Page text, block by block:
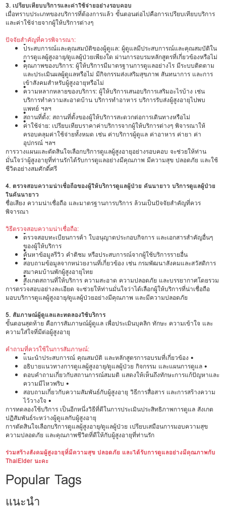
3. เปรียบเทียบบริการและค่าใช้จ่ายอย่างรอบคอบ
เมื่อทราบประเภทของบริการที่ต้องการแล้ว ขั้นตอนต่อไปคือการเปรียบเทียบบริการ
และค่าใช้จ่ายจากผู้ให้บริการต่างๆ
ปัจจัยสำคัญที่ควรพิจารณา:
•
ประสบการณ์และคุณสมบัติของผู้ดูแล: ผู้ดูแลมีประสบการณ์และคุณสมบัติใน
การดูแลผู้สูงอายุ/ดูแลผู้ป่วยเพียงใด ผ่านการอบรมหลักสูตรที่เกี่ยวข้องหรือไม่
•
คุณภาพของบริการ: ผู้ให้บริการมีมาตรฐานการดูแลอย่างไร มีระบบติดตาม
และประเมินผลผู้ดูแลหรือไม่ มีกิจกรรมส่งเสริมสุขภาพ สันทนาการ และการ
เข้าสังคมสำหรับผู้สูงอายุหรือไม่
•ความหลากหลายของบริการ: ผู้ให้บริการเสนอบริการเสริมอะไรบ้าง เช่น
บริการทำความสะอาดบ้าน บริการทำอาหาร บริการรับส่งผู้สูงอายุไปพบ
แพทย์ ฯลฯ
•
สถานที่ตั้ง: สถานที่ตั้งของผู้ให้บริการสะดวกต่อการเดินทางหรือไม่
•
ค่าใช้จ่าย: เปรียบเทียบราคาค่าบริการจากผู้ให้บริการต่างๆ พิจารณาให้
ครอบคลุมค่าใช้จ่ายทั้งหมด เช่น ค่าบริการผู้ดูแล ค่าอาหาร ค่ายา ค่า
อุปกรณ์ ฯลฯ
การวางแผนและตัดสินใจเลือกบริการดูแลผู้สูงอายุอย่างรอบคอบ จะช่วยให้ท่าน
มั่นใจว่าผู้สูงอายุที่ท่านรักได้รับการดูแลอย่างมีคุณภาพ มีความสุข ปลอดภัย และใช้
ชีวิตอย่างสมศักดิ์ศรี
4. ตรวจสอบความน่าเชื่อถือของผู้ให้บริการดูแลผู้ป่วย คันนายาว บริการดูแลผู้ป่วย
ในคันนายาว
ชื่อเสียง ความน่าเชื่อถือ และมาตรฐานการบริการ ล้วนเป็นปัจจัยสำคัญที่ควร
พิจารณา
วิธีตรวจสอบความน่าเชื่อถือ:
•
ตรวจสอบทะเบียนการค้า ใบอนุญาตประกอบกิจการ และเอกสารสำคัญอื่นๆ
ของผู้ให้บริการ
•
ค้นหาข้อมูลรีวิว คำติชม หรือประสบการณ์จากผู้ใช้บริการรายอื่น
•
สอบถามข้อมูลจากหน่วยงานที่เกี่ยวข้อง เช่น กรมพัฒนาสังคมและสวัสดิการ
สมาคมบ้านพักผู้สูงอายุไทย
•
สังเกตสถานที่ให้บริการ ความสะอาด ความปลอดภัย และบรรยากาศโดยรวม
•
การตรวจสอบอย่างละเอียด จะช่วยให้ท่านมั่นใจว่าได้เลือกผู้ให้บริการที่น่าเชื่อถือ
มอบบริการดูแลผู้สูงอายุ/ดูแลผู้ป่วยอย่างมีคุณภาพ และมีความปลอดภัย
5. สัมภาษณ์ผู้ดูแลและทดลองใช้บริการ
ขั้นตอนสุดท้าย คือการสัมภาษณ์ผู้ดูแล เพื่อประเมินบุคลิก ทักษะ ความเข้าใจ และ
ความใส่ใจที่มีต่อผู้สูงอายุ
คำถามที่ควรใช้ในการสัมภาษณ์:
•
แนะนำประสบการณ์ คุณสมบัติ และหลักสูตรการอบรมที่เกี่ยวข้อง •
อธิบายแนวทางการดูแลผู้สูงอายุ/ดูแลผู้ป่วย กิจกรรม และแผนการดูแล •
ตอบคำถามเกี่ยวกับสถานการณ์สมมติ แสดงให้เห็นถึงทักษะการแก้ปัญหาและ
ความมีไหวพริบ •
สอบถามเกี่ยวกับความสัมพันธ์กับผู้สูงอายุ วิธีการสื่อสาร และการสร้างความ
ไว้วางใจ •
การทดลองใช้บริการ เป็นอีกหนึ่งวิธีที่ดีในการประเมินประสิทธิภาพการดูแล สังเกต
ปฏิสัมพันธ์ระหว่างผู้ดูแลกับผู้สูงอายุ
การตัดสินใจเลือกบริการดูแลผู้สูงอายุ/ดูแลผู้ป่วย เปรียบเสมือนการมอบความสุข
ความปลอดภัย และคุณภาพชีวิตที่ดีให้กับผู้สูงอายุที่ท่านรัก
ร่วมสร้างสังคมผู้สูงอายุที่มีความสุข ปลอดภัย และได้รับการดูแลอย่างมีคุณภาพกับ
ThaiElder นะคะ
Popular Tags
แนะนำ